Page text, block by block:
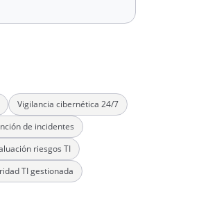
Vigilancia cibernética 24/7
de incidentes
riesgos TI
TI gestionada